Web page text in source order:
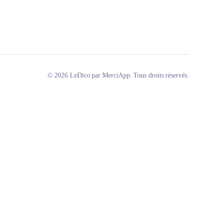
© 2026 LeDico par MerciApp. Tous droits réservés.